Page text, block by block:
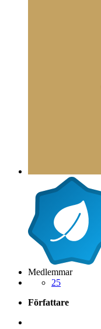
Medlemmar
25
Författare